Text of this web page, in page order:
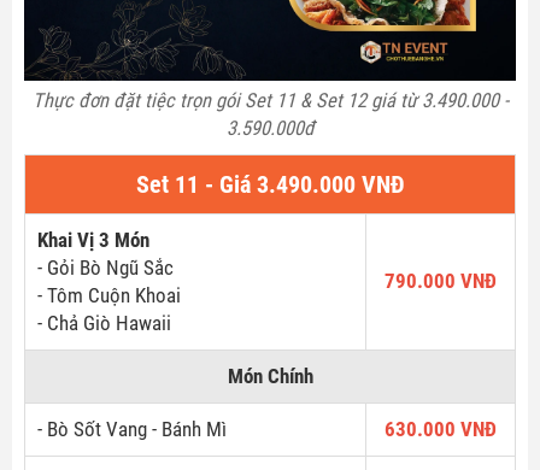
Thực đơn đặt tiệc trọn gói Set 11 & Set 12 giá từ 3.490.000 -
3.590.000đ
Set 11 - Giá 3.490.000 VNĐ
Khai Vị 3 Món
- Gỏi Bò Ngũ Sắc
- Tôm Cuộn Khoai
- Chả Giò Hawaii
790.000 VNĐ
Món Chính
- Bò Sốt Vang - Bánh Mì 630.000 VNĐ